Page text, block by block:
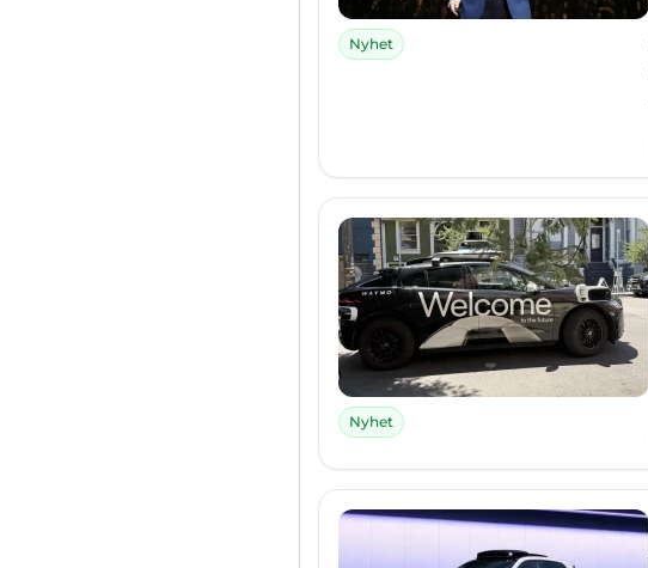
Nyhet
Nyhet